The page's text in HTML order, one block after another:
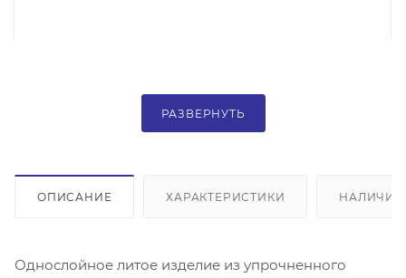
РАЗВЕРНУТЬ
ОПИСАНИЕ ХАРАКТЕРИСТИКИ НАЛИЧИЕ
Однослойное литое изделие из упрочненного